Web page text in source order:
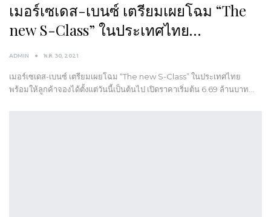
เมอร์เซเดส-เบนซ์ เตรียมเผยโฉม “The
new S-Class” ในประเทศไทย…
ADMIN พ.ค. 30, 2021
เมอร์เซเดส-เบนซ์ เตรียมเผยโฉม “The new S-Class” ในประเทศไทย
พร้อมให้ลูกค้าจองได้ตั้งแต่วันนี้เป็นต้นไป เปิดราคาเริ่มต้น 6.69 ล้านบาท…